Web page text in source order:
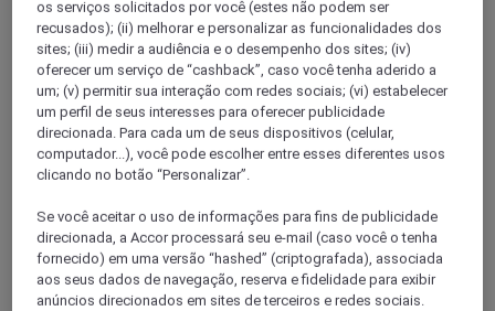
Krefeld
os serviços solicitados por você (estes não podem ser
recusados); (ii) melhorar e personalizar as funcionalidades dos
sites; (iii) medir a audiência e o desempenho dos sites; (iv)
oferecer um serviço de “cashback”, caso você tenha aderido a
um; (v) permitir sua interação com redes sociais; (vi) estabelecer
um perfil de seus interesses para oferecer publicidade
direcionada. Para cada um de seus dispositivos (celular,
computador...), você pode escolher entre esses diferentes usos
clicando no botão “Personalizar”.
Se você aceitar o uso de informações para fins de publicidade
direcionada, a Accor processará seu e-mail (caso você o tenha
fornecido) em uma versão “hashed” (criptografada), associada
aos seus dados de navegação, reserva e fidelidade para exibir
anúncios direcionados em sites de terceiros e redes sociais.